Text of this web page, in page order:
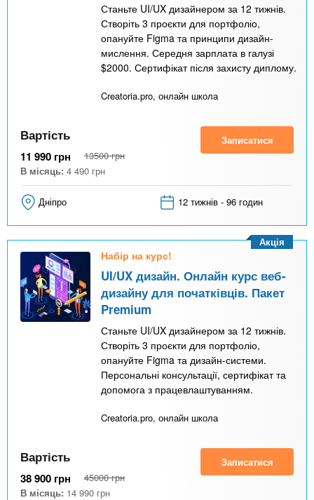
Станьте UI/UX дизайнером за 12 тижнів.
Створіть 3 проєкти для портфоліо,
опануйте Figma та принципи дизайн-
мислення. Середня зарплата в галузі
$2000. Сертифікат після захисту диплому.
Creatoria.pro, онлайн школа
Вартість
11 990 грн 13500 грн
В місяць: 4 490 грн
Записатися
Дніпро 12 тижнів - 96 годин
Набір на курс!
UI/UX дизайн. Онлайн курс веб-
дизайну для початківців. Пакет
Premium
Станьте UI/UX дизайнером за 12 тижнів.
Створіть 3 проєкти для портфоліо,
опануйте Figma та дизайн-системи.
Персональні консультації, сертифікат та
допомога з працевлаштуванням.
Creatoria.pro, онлайн школа
Акція
Вартість
38 900 грн 45000 грн
В місяць: 14 990 грн
Записатися